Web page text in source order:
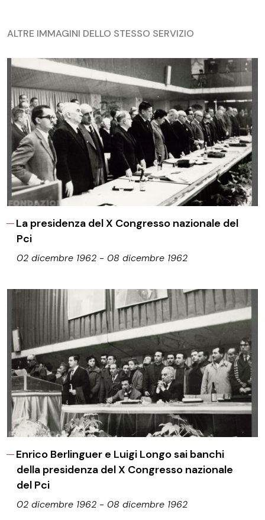
ALTRE IMMAGINI DELLO STESSO SERVIZIO
La presidenza del X Congresso nazionale del
Pci
02 dicembre 1962 - 08 dicembre 1962
Enrico Berlinguer e Luigi Longo sai banchi
della presidenza del X Congresso nazionale
del Pci
02 dicembre 1962 - 08 dicembre 1962